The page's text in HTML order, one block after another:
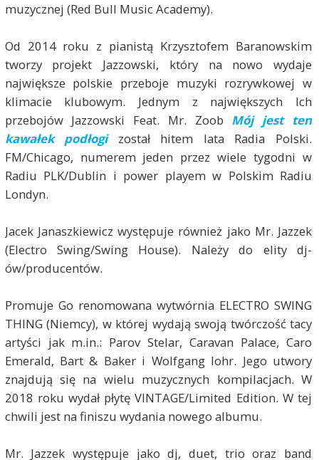
muzycznej (Red Bull Music Academy).
Od 2014 roku z pianistą Krzysztofem Baranowskim
tworzy projekt Jazzowski, który na nowo wydaje
największe polskie przeboje muzyki rozrywkowej w
klimacie klubowym. Jednym z największych Ich
przebojów Jazzowski Feat. Mr. Zoob Mój jest ten
kawałek podłogizostał hitem lata Radia Polski.
FM/Chicago, numerem jeden przez wiele tygodni w
Radiu PLK/Dublin i power playem w Polskim Radiu
Londyn.
Jacek Janaszkiewicz występuje również jako Mr. Jazzek
(Electro Swing/Swing House). Należy do elity dj-
ów/producentów.
Promuje Go renomowana wytwórnia ELECTRO SWING
THING (Niemcy), w której wydają swoją twórczość tacy
artyści jak m.in.: Parov Stelar, Caravan Palace, Caro
Emerald, Bart & Baker i Wolfgang lohr. Jego utwory
znajdują się na wielu muzycznych kompilacjach. W
2018 roku wydał płytę VINTAGE/Limited Edition. W tej
chwili jest na finiszu wydania nowego albumu.
Mr. Jazzek występuje jako dj, duet, trio oraz band